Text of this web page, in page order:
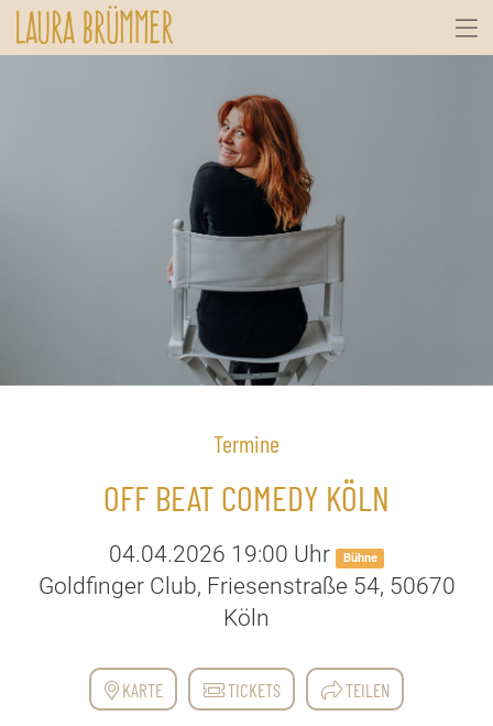
Termine
OFF BEAT COMEDY KÖLN
04.04.2026 19:00 Uhr Bühne
Goldfinger Club, Friesenstraße 54, 50670
Köln
KARTE TICKETS TEILEN